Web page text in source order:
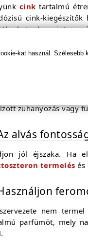
cink tartalmú
cink-kiegészítők
mint a
során használjon
zuhanyozás vagy
alvás
jól éjszaka. Ha
termelés és
nem
parfümöt, mely
kat használ.